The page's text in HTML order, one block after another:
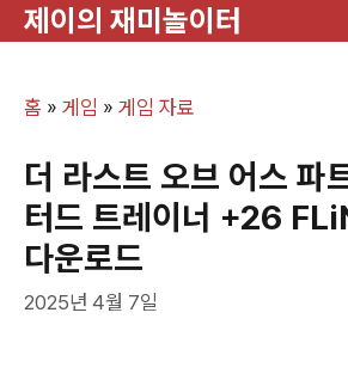
제이의 재미놀이터
홈 » 게임 » 게임 자료
더 라스트 오브 어스 파
터드 트레이너 +26
다운로드
2025년 4월 7일